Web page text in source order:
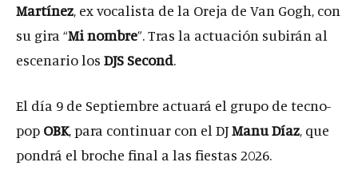
Martínez, ex vocalista de la Oreja de Van Gogh, con
su gira “Mi nombre”. Tras la actuación subirán al
escenario los DJS Second.
El día 9 de Septiembre actuará el grupo de tecno-
pop OBK, para continuar con el DJManu Díaz, que
pondrá el broche final a las fiestas 2026.